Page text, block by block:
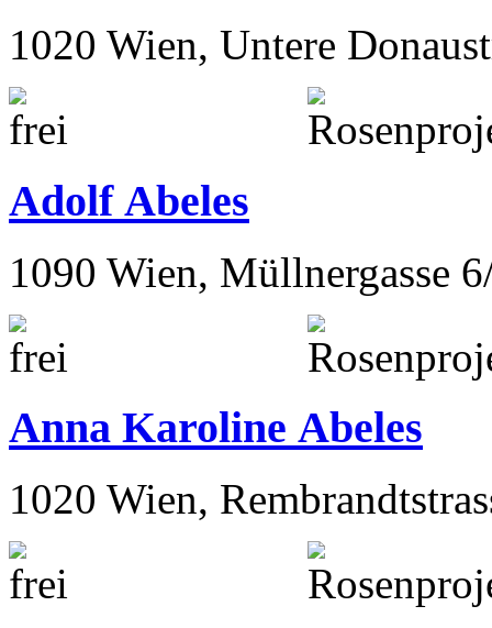
1020 Wien, Untere
Adolf Abeles
1090 Wien, Müllnergasse
Anna Karoline Abeles
1020 Wien,